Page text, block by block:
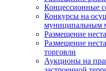
Концессионные
Конкурсы на
муниципальным
Размещение
Размещение
торговли
Аукционы на